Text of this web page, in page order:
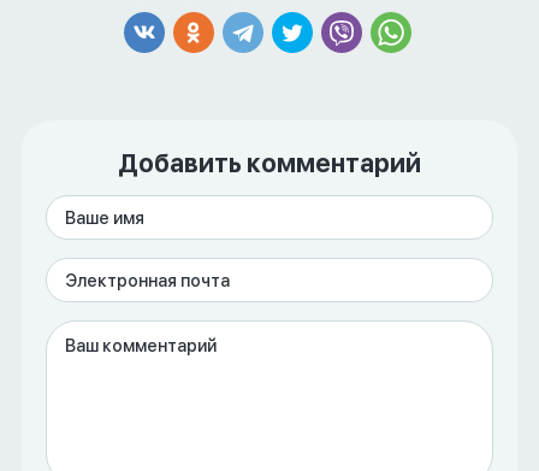
Добавить комментарий